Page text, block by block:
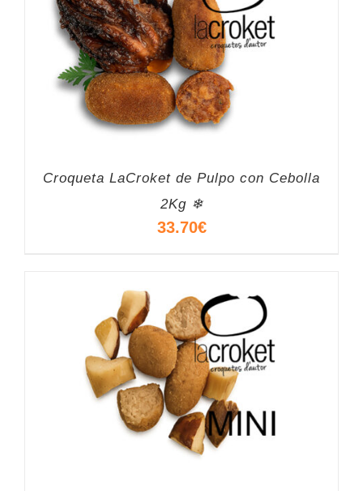
Croqueta LaCroket de Pulpo con Cebolla
2Kg ❄
33.70€